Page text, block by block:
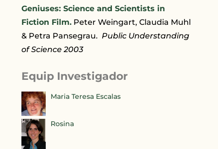
Geniuses: Science and Scientists in
Fiction Film. Peter Weingart, Claudia Muhl
& Petra Pansegrau. Public Understanding
of Science 2003
Equip Investigador
Maria Teresa Escalas
Rosina